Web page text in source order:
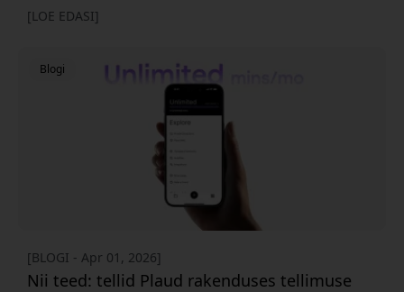
märkmete, vestluste ja eri rakenduste vahele. Plaud
märkmete ja tööriistade segusse. Pla
[LOE EDASI]
Blogi
[BLOGI - Apr 01, 2026]
Nii teed: tellid Plaud rakenduses tellimuse